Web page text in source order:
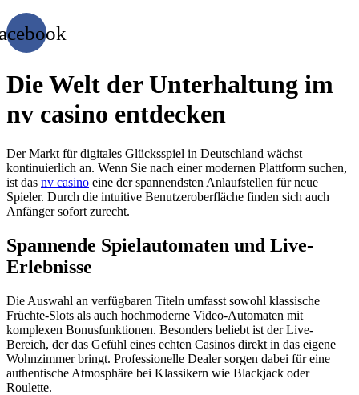
Die Welt der Unterhaltung im
nv casino entdecken
Der Markt für digitales Glücksspiel in Deutschland wächst
kontinuierlich an. Wenn Sie nach einer modernen Plattform suchen,
ist das nv casino eine der spannendsten Anlaufstellen für neue
Spieler. Durch die intuitive Benutzeroberfläche finden sich auch
Anfänger sofort zurecht.
Spannende Spielautomaten und Live-
Erlebnisse
Die Auswahl an verfügbaren Titeln umfasst sowohl klassische
Früchte-Slots als auch hochmoderne Video-Automaten mit
komplexen Bonusfunktionen. Besonders beliebt ist der Live-
Bereich, der das Gefühl eines echten Casinos direkt in das eigene
Wohnzimmer bringt. Professionelle Dealer sorgen dabei für eine
authentische Atmosphäre bei Klassikern wie Blackjack oder
Roulette.